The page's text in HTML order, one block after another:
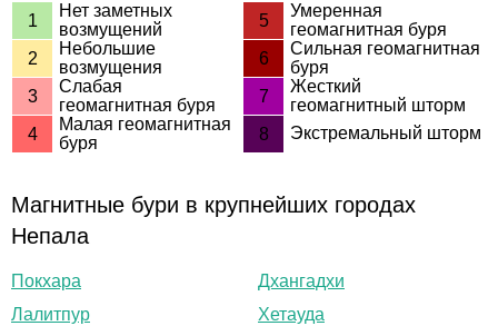
1
Нет заметных
возмущений
5
Умеренная
геомагнитная буря
2
Небольшие
возмущения
6
Сильная геомагнитная
буря
3
Слабая
геомагнитная буря
7
Жесткий
геомагнитный шторм
4
Малая геомагнитная
буря
8 Экстремальный шторм
Магнитные бури в крупнейших городах
Непала
Покхара
Лалитпур
Дхангадхи
Хетауда